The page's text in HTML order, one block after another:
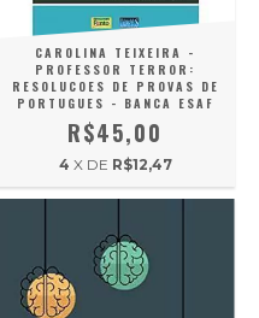
CAROLINA TEIXEIRA -
PROFESSOR TERROR:
RESOLUCOES DE PROVAS DE
PORTUGUES - BANCA ESAF
R$45,00
4 X DE R$12,47